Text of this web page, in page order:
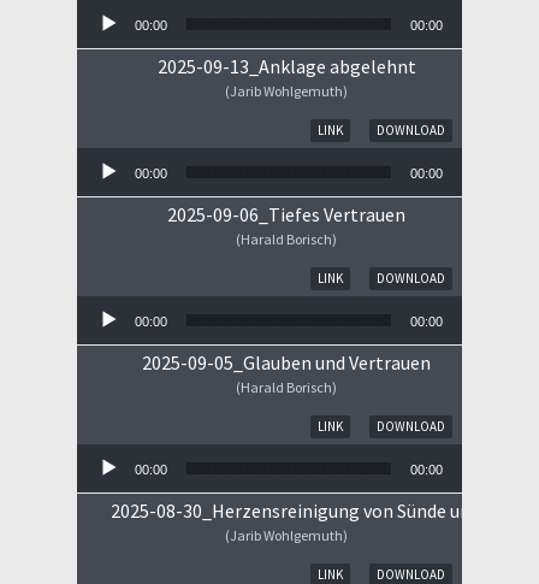
00:00 00:00
2025-09-13_Anklage abgelehnt
(Jarib Wohlgemuth)
DOWNLOAD
LINK
00:00 00:00
2025-09-06_Tiefes Vertrauen
(Harald Borisch)
DOWNLOAD
LINK
00:00 00:00
2025-09-05_Glauben und Vertrauen
(Harald Borisch)
DOWNLOAD
LINK
00:00 00:00
2025-08-30_Herzensreinigung von Sünde und Sorge
(Jarib Wohlgemuth)
DOWNLOAD
LINK